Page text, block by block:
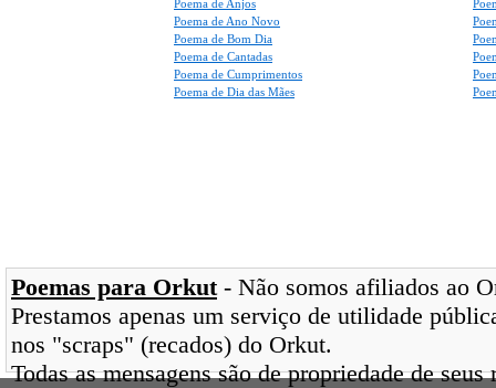
Poema de Anjos
Poema de Ano Novo
Poema de Bom Dia
Poema de Cantadas
Poema de Cumprimentos
Poema de Dia das Mães
Poemas para Orkut- Não somos afiliados ao
Prestamos apenas um serviço de utilidade
nos "scraps" (recados) do Orkut.
Todas as mensagens são de propriedade de